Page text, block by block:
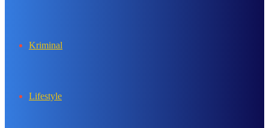
Kriminal
Lifestyle